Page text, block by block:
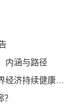
内涵与路径